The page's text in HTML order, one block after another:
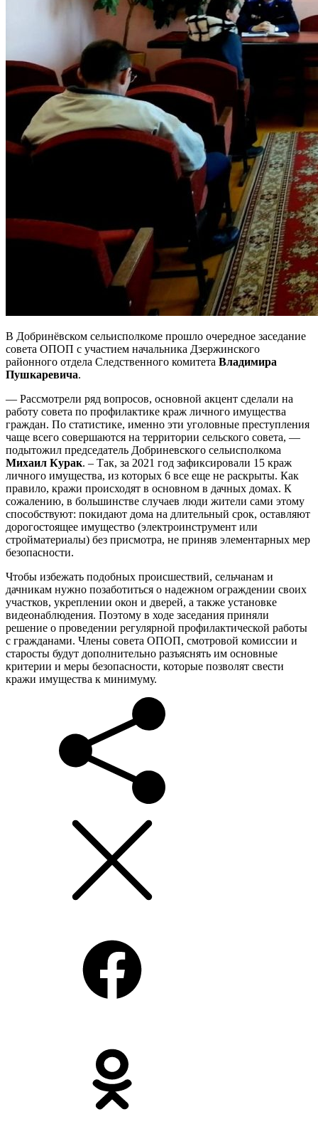
В Добринёвском сельисполкоме прошло очередное заседание
совета ОПОП с участием начальника Дзержинского
районного отдела Следственного комитета Владимира
Пушкаревича.
— Рассмотрели ряд вопросов, основной акцент сделали на
работу совета по профилактике краж личного имущества
граждан. По статистике, именно эти уголовные преступления
чаще всего совершаются на территории сельского совета, —
подытожил председатель Добриневского сельисполкома
Михаил Курак. – Так, за 2021 год зафиксировали 15 краж
личного имущества, из которых 6 все еще не раскрыты. Как
правило, кражи происходят в основном в дачных домах. К
сожалению, в большинстве случаев люди жители сами этому
способствуют: покидают дома на длительный срок, оставляют
дорогостоящее имущество (электроинструмент или
стройматериалы) без присмотра, не приняв элементарных мер
безопасности.
Чтобы избежать подобных происшествий, сельчанам и
дачникам нужно позаботиться о надежном ограждении своих
участков, укреплении окон и дверей, а также установке
видеонаблюдения. Поэтому в ходе заседания приняли
решение о проведении регулярной профилактической работы
с гражданами. Члены совета ОПОП, смотровой комиссии и
старосты будут дополнительно разъяснять им основные
критерии и меры безопасности, которые позволят свести
кражи имущества к минимуму.